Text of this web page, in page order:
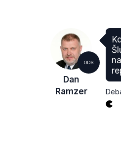
ODS
Dan
Ramzer